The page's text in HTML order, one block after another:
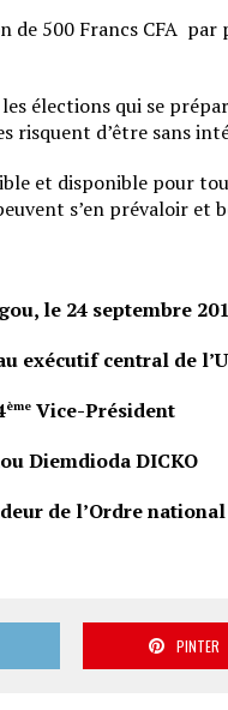
de 500 Francs CFA
élections qui se
risquent d’être sans
et disponible pour
s’en prévaloir et
le 24 septembre
exécutif central de
èmeVice-Président
Diemdioda DICKO
de l’Ordre national
PINTER